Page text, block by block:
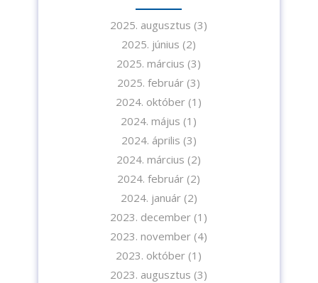
2025. augusztus (3)
2025. június (2)
2025. március (3)
2025. február (3)
2024. október (1)
2024. május (1)
2024. április (3)
2024. március (2)
2024. február (2)
2024. január(2)
2023. december (1)
2023. november (4)
2023. október (1)
2023. augusztus (3)